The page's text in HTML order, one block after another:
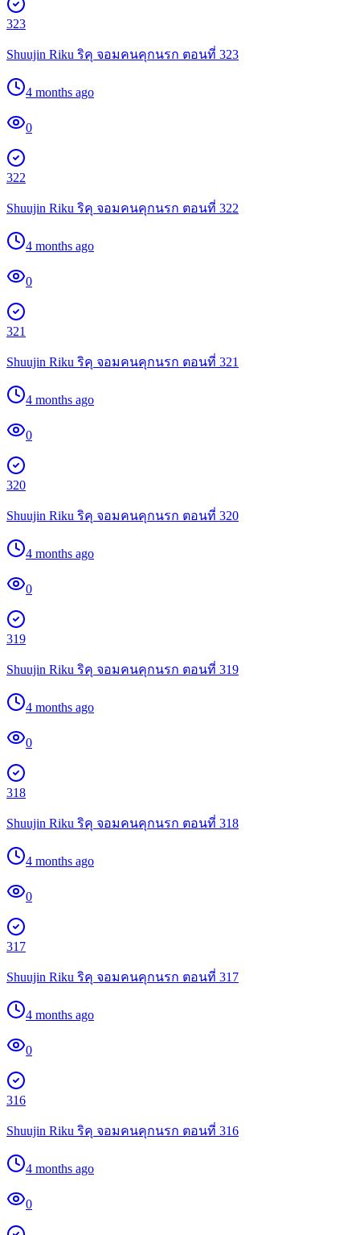
323
Shuujin Riku ริคุ จอมคนคุกนรก ตอนที่ 323
4 months ago
0
322
Shuujin Riku ริคุ จอมคนคุกนรก ตอนที่ 322
4 months ago
0
321
Shuujin Riku ริคุ จอมคนคุกนรก ตอนที่ 321
4 months ago
0
320
Shuujin Riku ริคุ จอมคนคุกนรก ตอนที่ 320
4 months ago
0
319
Shuujin Riku ริคุ จอมคนคุกนรก ตอนที่ 319
4 months ago
0
318
Shuujin Riku ริคุ จอมคนคุกนรก ตอนที่ 318
4 months ago
0
317
Shuujin Riku ริคุ จอมคนคุกนรก ตอนที่ 317
4 months ago
0
316
Shuujin Riku ริคุ จอมคนคุกนรก ตอนที่ 316
4 months ago
0